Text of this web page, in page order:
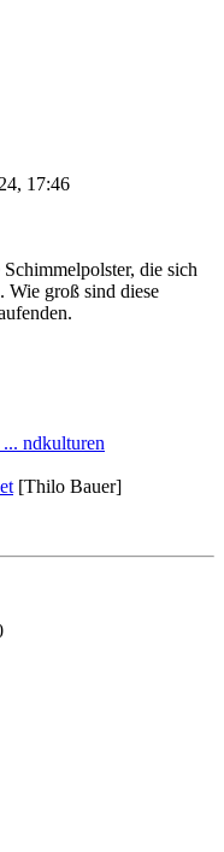
17:46
die sich
Wie groß sind diese
ndkulturen
[Thilo Bauer]